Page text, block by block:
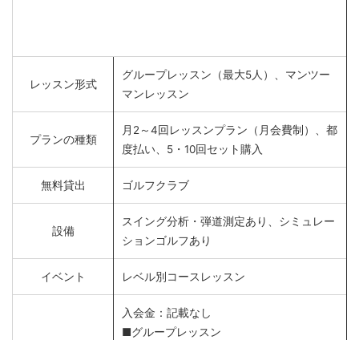
レッスン形式
グループレッスン（最大5人）、マンツー
マンレッスン
プランの種類
月2～4回レッスンプラン（月会費制）、都
度払い、5・10回セット購入
無料貸出 ゴルフクラブ
設備
スイング分析・弾道測定あり、シミュレー
ションゴルフあり
イベント レベル別コースレッスン
入会金：記載なし
■グループレッスン